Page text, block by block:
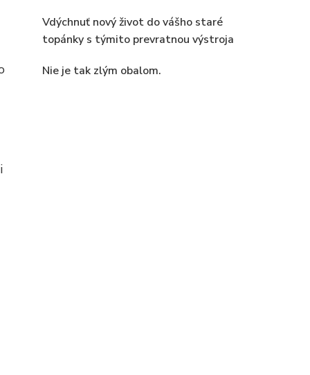
Vdýchnuť nový život do vášho staré
topánky s týmito prevratnou výstroja
Nie je tak zlým obalom.